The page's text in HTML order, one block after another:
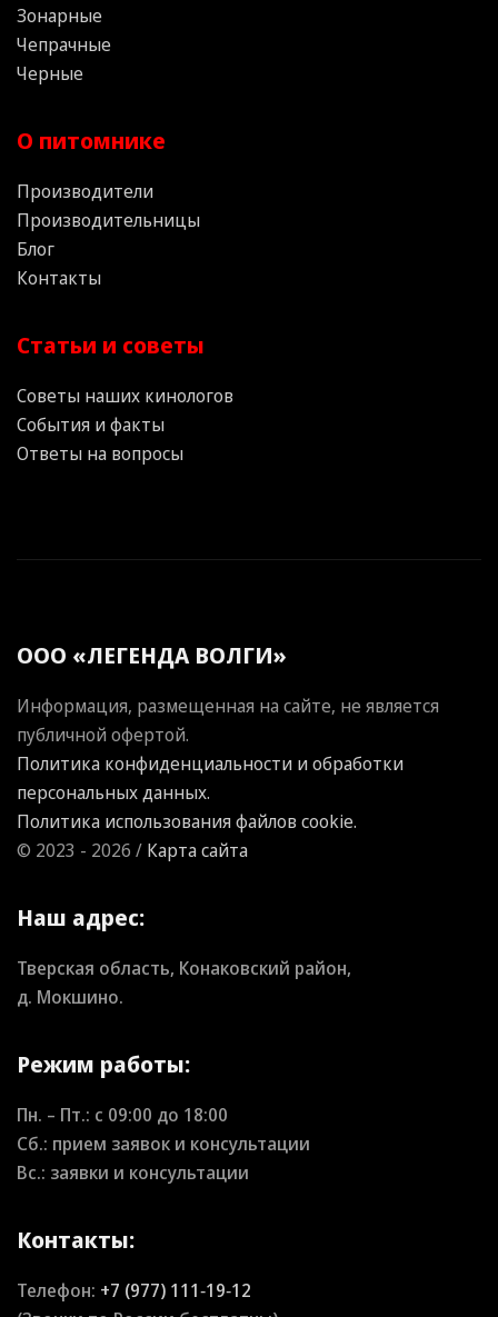
Зонарные
Чепрачные
Черные
О питомнике
Производители
Производительницы
Блог
Контакты
Статьи и советы
Советы наших кинологов
События и факты
Ответы на вопросы
ООО «ЛЕГЕНДА ВОЛГИ»
Информация, размещенная на сайте, не является
публичной офертой.
Политика конфиденциальности и обработки
персональных данных.
Политика использования файлов cookie.
© 2023 - 2026 / Карта сайта
Наш адрес:
Тверская область, Конаковский район,
д. Мокшино.
Режим работы:
Пн. – Пт.: с 09:00 до 18:00
Сб.: прием заявок и консультации
Вс.: заявки и консультации
Контакты:
Телефон: +7 (977) 111‑19‑12